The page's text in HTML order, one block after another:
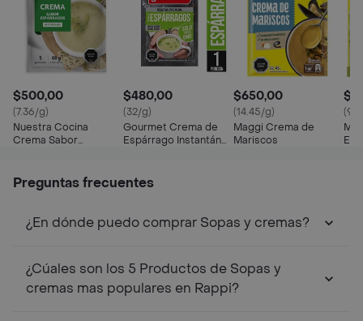
$500,00
(7.36/g)
Nuestra Cocina
Crema Sabor
$480,00
(32/g)
Gourmet Crema de
Espárrago Instantánea
$650,00
(14.45/g)
Maggi Crema de
Mariscos
Preguntas frecuentes
¿En dónde puedo comprar Sopas y cremas?
¿Cúales son los 5 Productos de Sopas y
cremas mas populares en Rappi?